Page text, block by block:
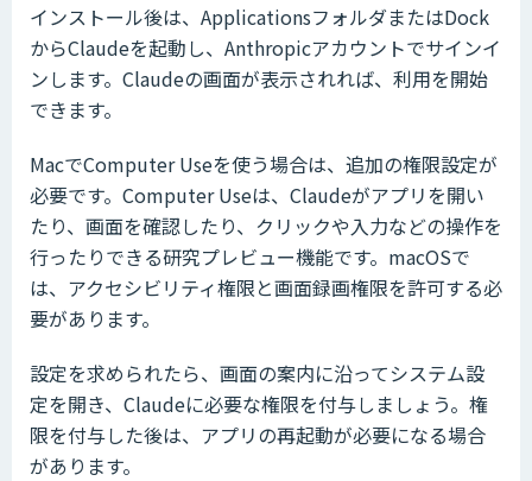
インストール後は、ApplicationsフォルダまたはDock
からClaudeを起動し、Anthropicアカウントでサインイ
ンします。Claudeの画面が表示されれば、利用を開始
できます。
MacでComputer Useを使う場合は、追加の権限設定が
必要です。Computer Useは、Claudeがアプリを開い
たり、画面を確認したり、クリックや入力などの操作を
行ったりできる研究プレビュー機能です。macOSで
は、アクセシビリティ権限と画面録画権限を許可する必
要があります。
設定を求められたら、画面の案内に沿ってシステム設
定を開き、Claudeに必要な権限を付与しましょう。権
限を付与した後は、アプリの再起動が必要になる場合
があります。